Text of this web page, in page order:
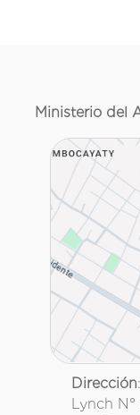
Ministerio del
Dirección
Lynch